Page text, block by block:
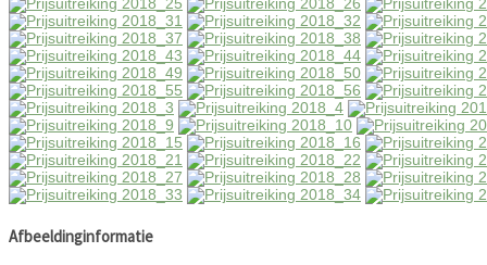
Afbeeldinginformatie